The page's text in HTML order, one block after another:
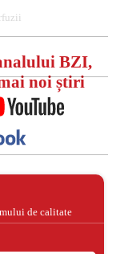
BZI,
noi știri
de calitate